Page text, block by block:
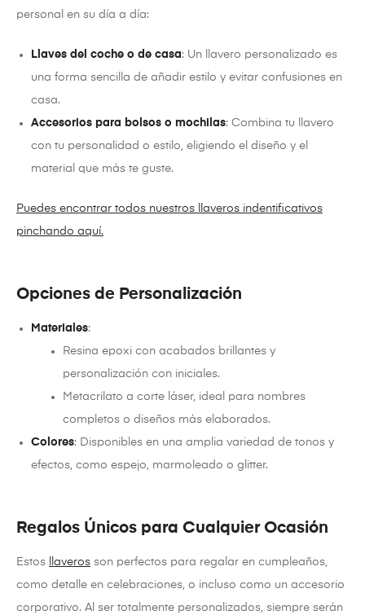
personal en su día a día:
Llaves del coche o de casa: Un llavero personalizado es
una forma sencilla de añadir estilo y evitar confusiones en
casa.
Accesorios para bolsos o mochilas: Combina tu llavero
con tu personalidad o estilo, eligiendo el diseño y el
material que más te guste.
Puedes encontrar todos nuestros llaveros indentificativos
pinchando aquí.
Opciones de Personalización
Materiales:
Resina epoxi con acabados brillantes y
personalización con iniciales.
Metacrilato a corte láser, ideal para nombres
completos o diseños más elaborados.
Colores: Disponibles en una amplia variedad de tonos y
efectos, como espejo, marmoleado o glitter.
Regalos Únicos para Cualquier Ocasión
Estos llaveros son perfectos para regalar en cumpleaños,
como detalle en celebraciones, o incluso como un accesorio
corporativo. Al ser totalmente personalizados, siempre serán